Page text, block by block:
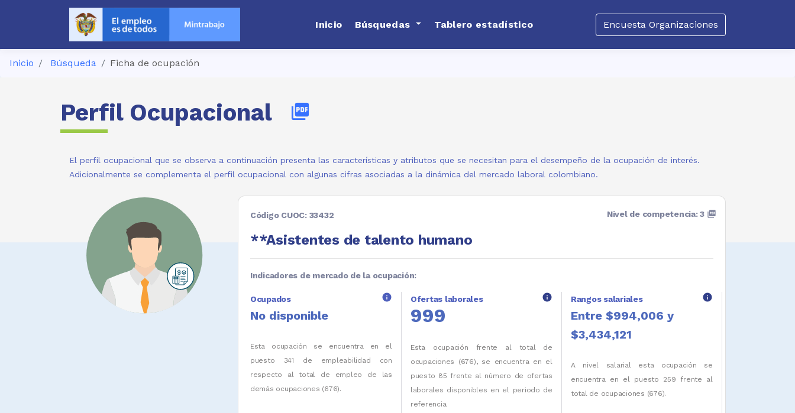
Inicio Búsquedas Tablero estadístico Encuesta Organizaciones
Inicio Búsqueda Ficha de ocupación
Perfil Ocupacional picture_as_pdf
El perfil ocupacional que se observa a continuación presenta las características y atributos que se necesitan para el desempeño de la ocupación de interés.
Adicionalmente se complementa el perfil ocupacional con algunas cifras asociadas a la dinámica del mercado laboral colombiano.
Código CUOC: 33432
**Asistentes de talento humano
Nivel de competencia: 3 picture_as_pdf
Indicadores de mercado de la ocupación:
Ocupados info
No disponible
Esta ocupación se encuentra en el
puesto 341 de empleabilidad con
respecto al total de empleo de las
demás ocupaciones (676).
Ofertas laborales info
999
Esta ocupación frente al total de
ocupaciones (676), se encuentra en el
puesto 85 frente al número de ofertas
laborales disponibles en el periodo de
referencia.
Rangos salariales info
Entre $994,006 y
$3,434,121
A nivel salarial esta ocupación se
encuentra en el puesto 259 frente al
total de ocupaciones (676).